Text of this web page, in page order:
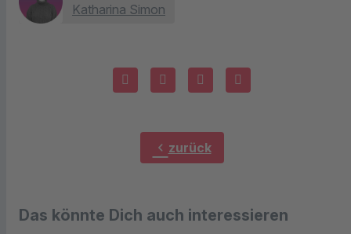
Katharina Simon
chevron_left zurück
Das könnte Dich auch interessieren